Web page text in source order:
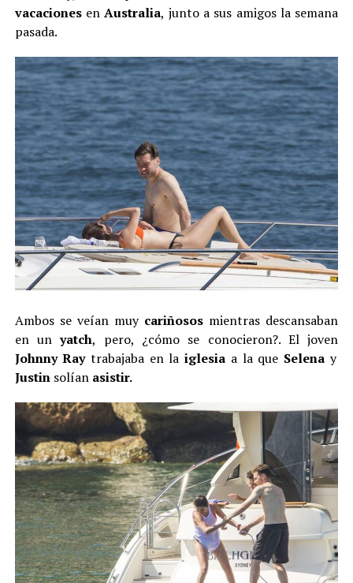
vacacionesenAustralia, junto a sus amigos la semana
pasada.
Ambos se veían muy cariñosos mientras descansaban
en unyatch, pero, ¿cómo se conocieron?. El joven
Johnny Raytrabajaba en laiglesia a la que Selenay
Justinsolían asistir.